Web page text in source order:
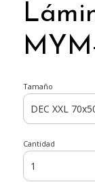
Tamaño
Cantidad